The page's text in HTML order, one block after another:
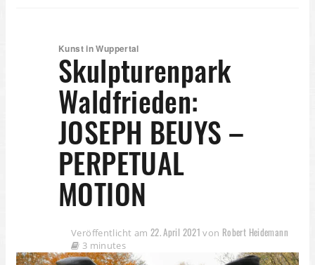
Kunst in Wuppertal
Skulpturenpark
Waldfrieden:
JOSEPH BEUYS –
PERPETUAL
MOTION
Veröffentlicht am 22. April 2021 von Robert Heidemann
3 minutes